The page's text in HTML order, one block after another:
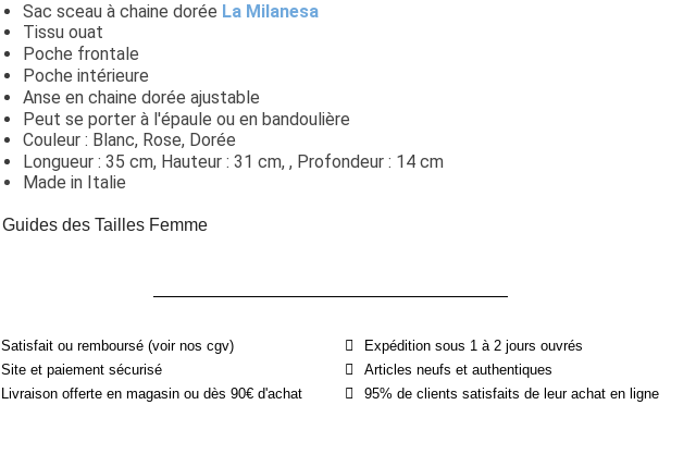
Sac sceau à chaine dorée La Milanesa
Tissu ouat
Poche frontale
Poche intérieure
Anse en chaine dorée ajustable
Peut se porter à l'épaule ou en bandoulière
Couleur : Blanc, Rose, Dorée
Longueur : 35 cm, Hauteur : 31 cm, , Profondeur : 14 cm
Made in Italie
Guides des Tailles Femme
Satisfait ou remboursé (voir nos cgv)
Site et paiement sécurisé
Livraison offerte en magasin ou dès 90€ d'achat
Expédition sous 1 à 2 jours ouvrés
Articles neufs et authentiques
95% de clients satisfaits de leur achat en ligne